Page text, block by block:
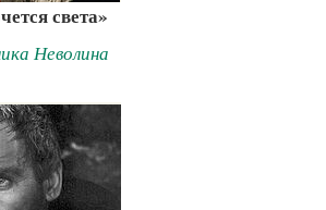
света»
Неволина